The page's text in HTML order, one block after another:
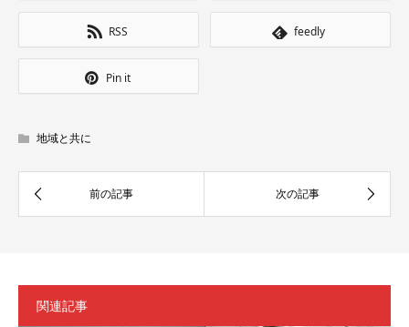
RSS feedly
Pin it
地域と共に
関連記事